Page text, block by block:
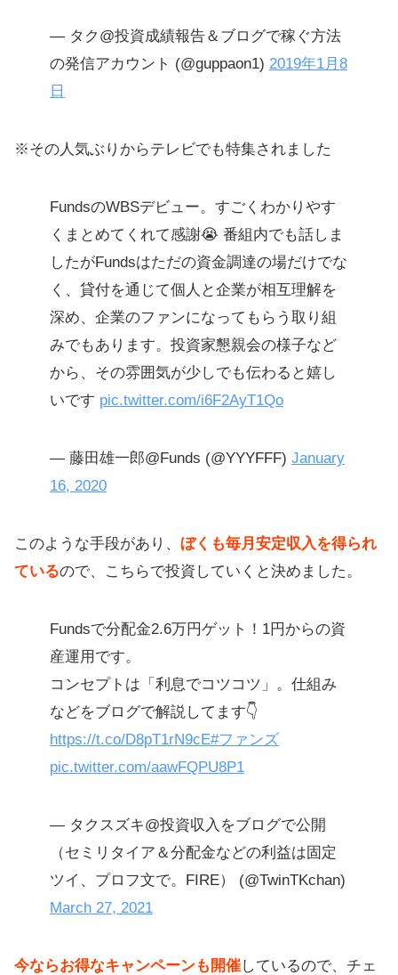
— タク@投資成績報告＆ブログで稼ぐ方法
の発信アカウント (@guppaon1) 2019年1月8
日
※その人気ぶりからテレビでも特集されました
FundsのWBSデビュー。すごくわかりやす
くまとめてくれて感謝😭 番組内でも話しま
したがFundsはただの資金調達の場だけでな
く、貸付を通じて個人と企業が相互理解を
深め、企業のファンになってもらう取り組
みでもあります。投資家懇親会の様子など
から、その雰囲気が少しでも伝わると嬉し
いです pic.twitter.com/i6F2AyT1Qo
— 藤田雄一郎@Funds (@YYYFFF) January
16, 2020
このような手段があり、 ぼくも毎月安定収入を得られ
ているので、こちらで投資していくと決めました。
Fundsで分配金2.6万円ゲット！1円からの資
産運用です。
コンセプトは「利息でコツコツ」。仕組み
などをブログで解説してます👇
https://t.co/D8pT1rN9cE#ファンズ
pic.twitter.com/aawFQPU8P1
— タクスズキ@投資収入をブログで公開
（セミリタイア＆分配金などの利益は固定
ツイ、プロフ文で。FIRE） (@TwinTKchan)
March 27, 2021
今ならお得なキャンペーンも開催しているので、チェ